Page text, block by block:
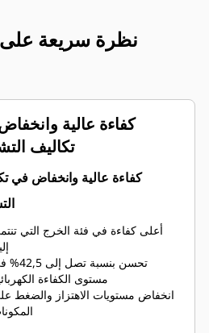
نظرة سريعة
كفاءة عالية
تكاليف
كفاءة عالية وانخفاض في
أعلى كفاءة في فئة الخرج التي
تحسن بنسبة تصل
مستوى الكفاءة
انخفاض مستويات الاهتزاز والضغط